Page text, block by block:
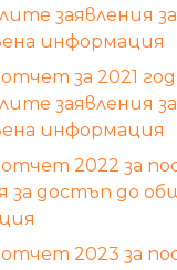
заявления
информация
за 2021
заявления
информация
2022 за
за достъп до
2023 за